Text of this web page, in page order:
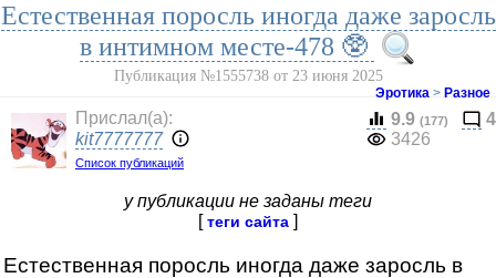
Естественная поросль иногда даже заросль
в интимном месте-478 🥸
Публикация №1555738 от 23 июня 2025
Эротика > Разное
Прислал(a):
kit7777777
Список публикаций
9.9 (177)
4
3426
у публикации не заданы теги
[теги сайта ]
Естественная поросль иногда даже заросль в